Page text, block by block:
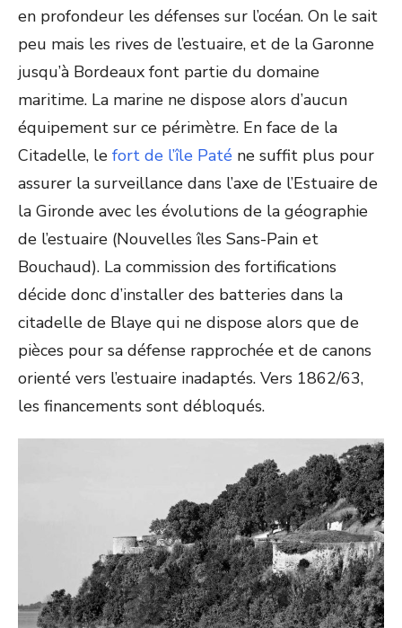
en profondeur les défenses sur l’océan. On le sait
peu mais les rives de l’estuaire, et de la Garonne
jusqu’à Bordeaux font partie du domaine
maritime. La marine ne dispose alors d’aucun
équipement sur ce périmètre. En face de la
Citadelle, le fort de l’île Paté ne suffit plus pour
assurer la surveillance dans l’axe de l’Estuaire de
la Gironde avec les évolutions de la géographie
de l’estuaire (Nouvelles îles Sans-Pain et
Bouchaud). La commission des fortifications
décide donc d’installer des batteries dans la
citadelle de Blaye qui ne dispose alors que de
pièces pour sa défense rapprochée et de canons
orienté vers l’estuaire inadaptés. Vers 1862/63,
les financements sont débloqués.